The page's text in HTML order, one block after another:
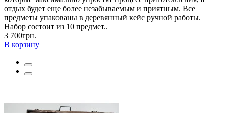
отдых будет еще более незабываемым и приятным. Все
предметы упакованы в деревянный кейс ручной работы.
Набор состоит из 10 предмет..
3 700грн.
В корзину